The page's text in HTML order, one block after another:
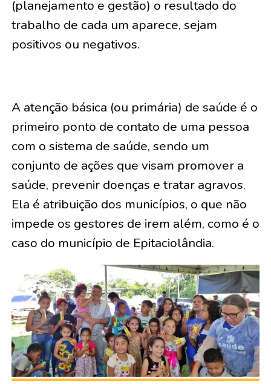
(planejamento e gestão) o resultado do
trabalho de cada um aparece, sejam
positivos ou negativos.
A atenção básica (ou primária) de saúde é o
primeiro ponto de contato de uma pessoa
com o sistema de saúde, sendo um
conjunto de ações que visam promover a
saúde, prevenir doenças e tratar agravos.
Ela é atribuição dos municípios, o que não
impede os gestores de irem além, como é o
caso do município de Epitaciolândia.